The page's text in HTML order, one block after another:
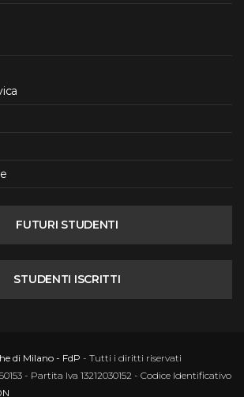
FUTURI STUDENTI
STUDENTI ISCRITTI
di Milano - FdP - Tutti i diritti riservati
- Partita Iva 13212030152 - Codice Identificativo